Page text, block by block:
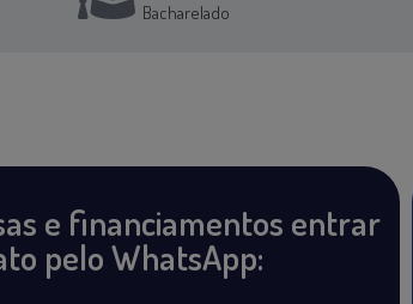
Bacharelado
e financiamentos entrar
pelo WhatsApp: